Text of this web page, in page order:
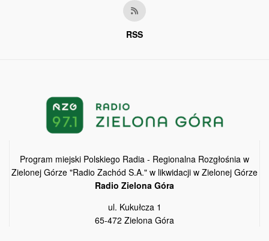
RSS
Program miejski Polskiego Radia - Regionalna Rozgłośnia w
Zielonej Górze "Radio Zachód S.A." w likwidacji w Zielonej Górze
Radio Zielona Góra
ul. Kukułcza 1
65-472 Zielona Góra